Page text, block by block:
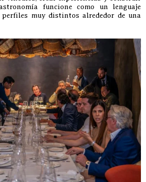
funcione como un lenguaje
muy distintos alrededor de una